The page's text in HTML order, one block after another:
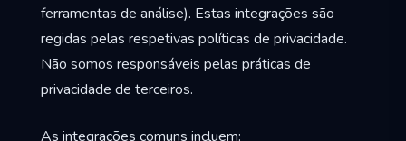
ferramentas de análise). Estas integrações são
regidas pelas respetivas políticas de privacidade.
Não somos responsáveis pelas práticas de
privacidade de terceiros.
As integrações comuns incluem: